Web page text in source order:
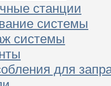
станции
системы
системы
для